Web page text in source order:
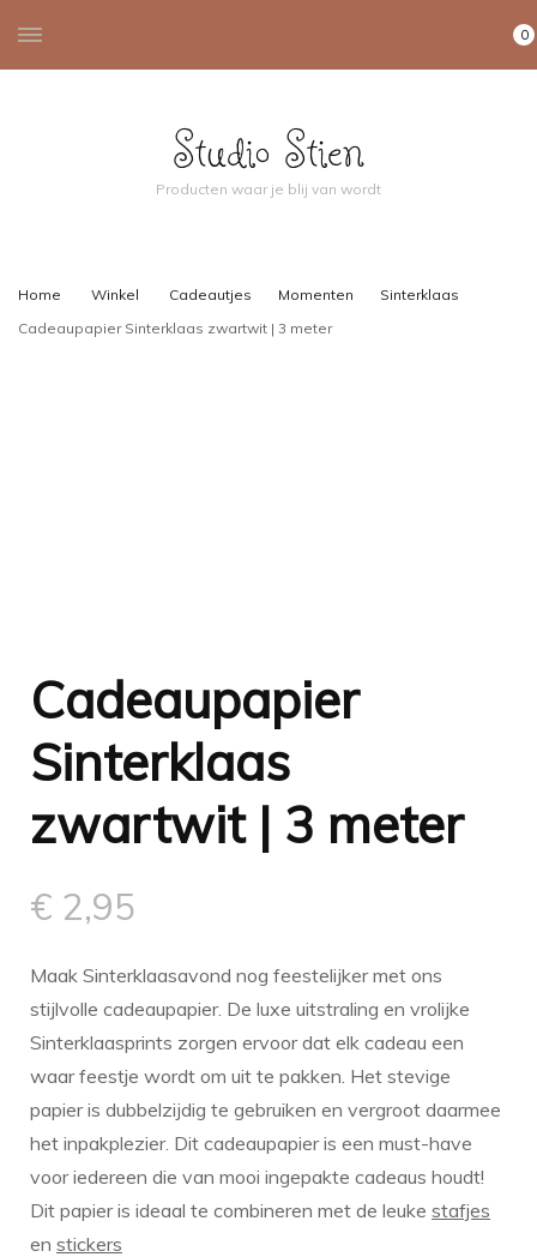
0
Studio Stien
Producten waar je blij van wordt
Home Winkel Cadeautjes Momenten
Sinterklaas
Cadeaupapier Sinterklaas zwartwit | 3 meter
Cadeaupapier
Sinterklaas
zwartwit | 3 meter
€ 2,95
Maak Sinterklaasavond nog feestelijker met ons
stijlvolle cadeaupapier. De luxe uitstraling en vrolijke
Sinterklaasprints zorgen ervoor dat elk cadeau een
waar feestje wordt om uit te pakken. Het stevige
papier is dubbelzijdig te gebruiken en vergroot daarmee
het inpakplezier. Dit cadeaupapier is een must-have
voor iedereen die van mooi ingepakte cadeaus houdt!
Dit papier is ideaal te combineren met de leuke stafjes
en stickers